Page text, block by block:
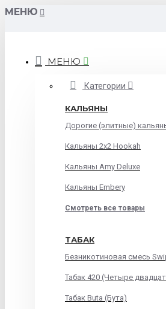
МЕНЮ
МЕНЮ
Категории
КАЛЬЯНЫ
Дорогие (элитные)
Кальяны 2х2 Hookah
Кальяны Amy Deluxe
Кальяны Embery
Смотреть все товары
ТАБАК
Безникотиновая смесь
Табак 420 (Четыре
Табак Buta (Бута)